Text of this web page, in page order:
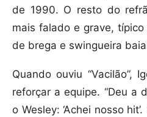
de 1990. O resto do
mais falado e grave,
de brega e swingueira
Quando ouviu “Vacilão”,
reforçar a equipe. “Deu a
o Wesley: ‘Achei nosso